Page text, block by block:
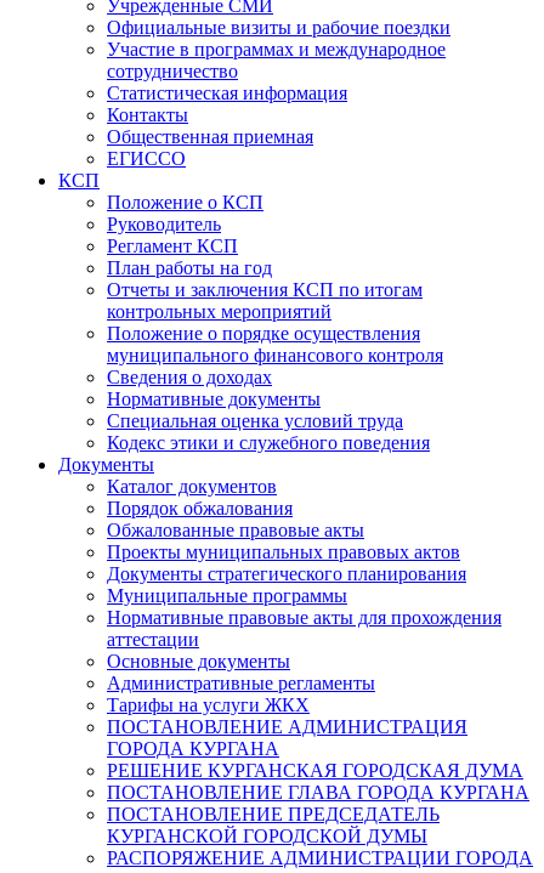
Учрежденные СМИ
Официальные визиты и рабочие поездки
Участие в программах и международное
сотрудничество
Статистическая информация
Контакты
Общественная приемная
ЕГИССО
КСП
Положение о КСП
Руководитель
Регламент КСП
План работы на год
Отчеты и заключения КСП по итогам
контрольных мероприятий
Положение о порядке осуществления
муниципального финансового контроля
Сведения о доходах
Нормативные документы
Специальная оценка условий труда
Кодекс этики и служебного поведения
Документы
Каталог документов
Порядок обжалования
Обжалованные правовые акты
Проекты муниципальных правовых актов
Документы стратегического планирования
Муниципальные программы
Нормативные правовые акты для прохождения
аттестации
Основные документы
Административные регламенты
Тарифы на услуги ЖКХ
ПОСТАНОВЛЕНИЕ АДМИНИСТРАЦИЯ
ГОРОДА КУРГАНА
РЕШЕНИЕ КУРГАНСКАЯ ГОРОДСКАЯ ДУМА
ПОСТАНОВЛЕНИЕ ГЛАВА ГОРОДА КУРГАНА
ПОСТАНОВЛЕНИЕ ПРЕДСЕДАТЕЛЬ
КУРГАНСКОЙ ГОРОДСКОЙ ДУМЫ
РАСПОРЯЖЕНИЕ АДМИНИСТРАЦИИ ГОРОДА